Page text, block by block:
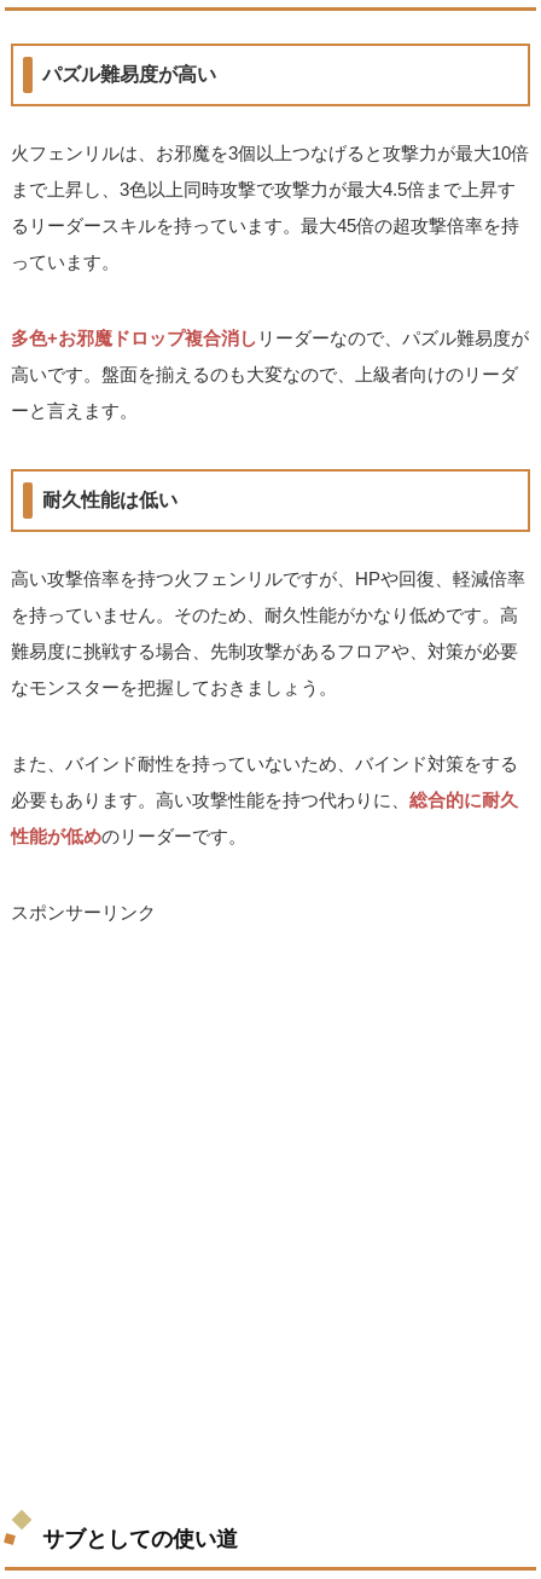
パズル難易度が高い
火フェンリルは、お邪魔を3個以上つなげると攻撃力が最大10倍
まで上昇し、3色以上同時攻撃で攻撃力が最大4.5倍まで上昇す
るリーダースキルを持っています。最大45倍の超攻撃倍率を持
っています。
多色+お邪魔ドロップ複合消し リーダーなので、パズル難易度が
高いです。盤面を揃えるのも大変なので、上級者向けのリーダ
ーと言えます。
耐久性能は低い
高い攻撃倍率を持つ火フェンリルですが、HPや回復、軽減倍率
を持っていません。そのため、耐久性能がかなり低めです。高
難易度に挑戦する場合、先制攻撃があるフロアや、対策が必要
なモンスターを把握しておきましょう。
また、バインド耐性を持っていないため、バインド対策をする
必要もあります。高い攻撃性能を持つ代わりに、総合的に耐久
性能が低めのリーダーです。
スポンサーリンク
サブとしての使い道